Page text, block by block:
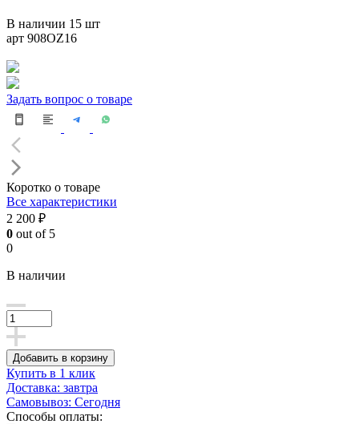
В наличии 15 шт
арт 908OZ16
Задать вопрос о товаре
Коротко о товаре
Все характеристики
2 200 ₽
0 out of 5
0
В наличии
Добавить в корзину
Купить в 1 клик
Доставка: завтра
Самовывоз: Сегодня
Способы оплаты: